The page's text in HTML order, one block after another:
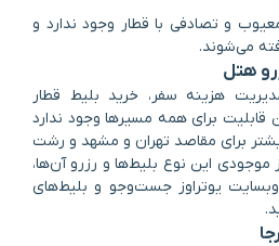
و تصادفی با قطار وجود ندارد و
می‌شوند.
هتل
هزینه سفر، خرید بلیط قطار
قابلیت برای همه مسیرها وجود ندارد
برای مقاصد تهران و مشهد و رشت
موجودی این نوع بلیط‌ها و رزرو آن‌ها،
یوتراوز جست‌وجو و بلیط‌های